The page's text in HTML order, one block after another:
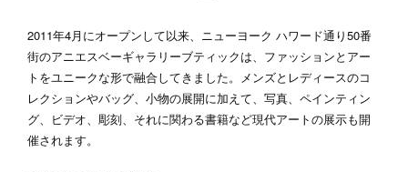
2011年4月にオープンして以来、ニューヨーク ハワード通り50番
街のアニエスベーギャラリーブティックは、ファッションとアー
トをユニークな形で融合してきました。メンズとレディースのコ
レクションやバッグ、小物の展開に加えて、写真、ペインティン
グ、ビデオ、彫刻、それに関わる書籍など現代アートの展示も開
催されます。